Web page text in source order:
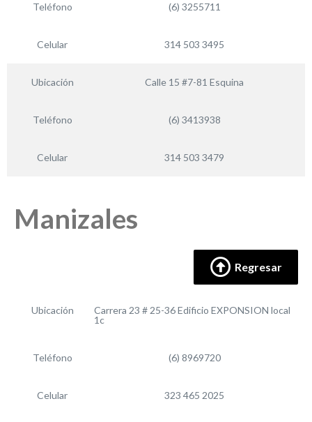
Teléfono (6) 3255711
Celular 314 503 3495
Ubicación Calle 15 #7-81 Esquina
Teléfono (6) 3413938
Celular 314 503 3479
Manizales
Regresar
Ubicación
Carrera 23 # 25-36 Edificio EXPONSION local
1c
Teléfono (6) 8969720
Celular 323 465 2025